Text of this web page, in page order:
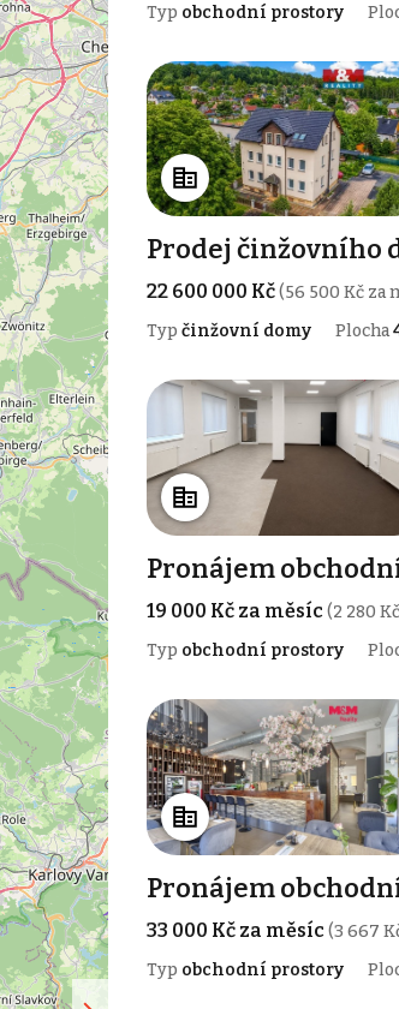
Typ obchodní prostory
Prodej činžovního
22 600 000 Kč(56 500 Kč za
Typ činžovní domy Plocha
Pronájem
19 000 Kč za měsíc(2 280
Typ obchodní prostory
Pronájem
33 000 Kč za měsíc(3 667
Typ obchodní prostory